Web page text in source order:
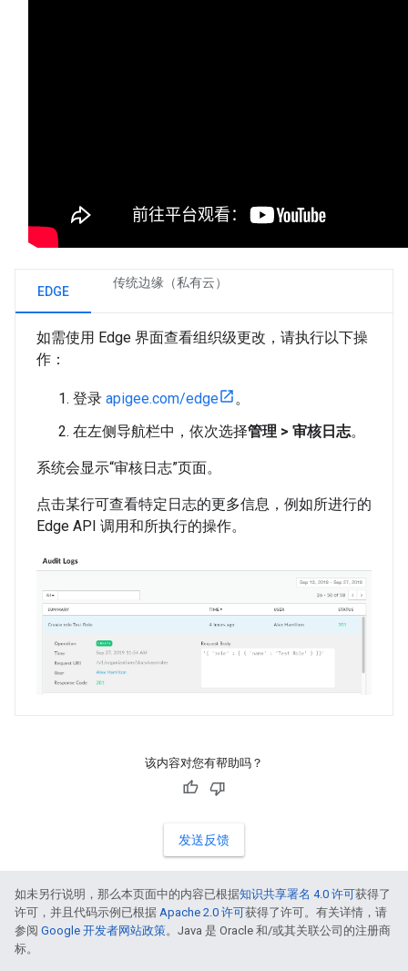
EDGE
传统边缘（私有云）
如需使用 Edge 界面查看组织级更改，请执行以下操
作：
登录 apigee.com/edge
。
在左侧导航栏中，依次选择管理 > 审核日志。
系统会显示“审核日志”页面。
点击某行可查看特定日志的更多信息，例如所进行的
Edge API 调用和所执行的操作。
该内容对您有帮助吗？
发送反馈
如未另行说明，那么本页面中的内容已根据知识共享署名 4.0 许可获得了
许可，并且代码示例已根据 Apache 2.0 许可获得了许可。有关详情，请
参阅 Google 开发者网站政策。Java 是 Oracle 和/或其关联公司的注册商
标。